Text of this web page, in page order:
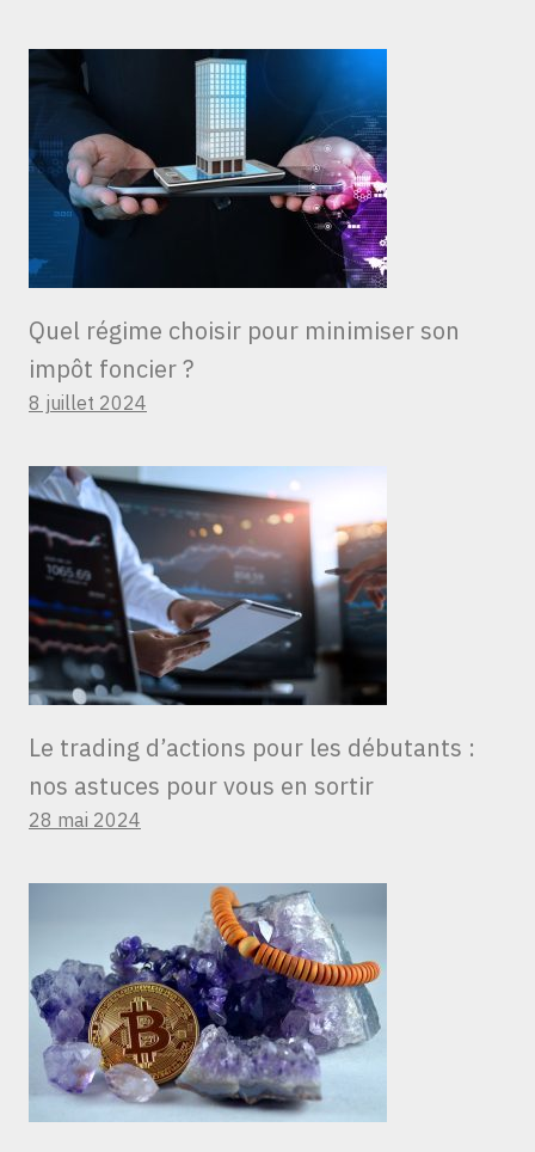
Quel régime choisir pour minimiser son
impôt foncier ?
8 juillet 2024
Le trading d’actions pour les débutants :
nos astuces pour vous en sortir
28 mai 2024